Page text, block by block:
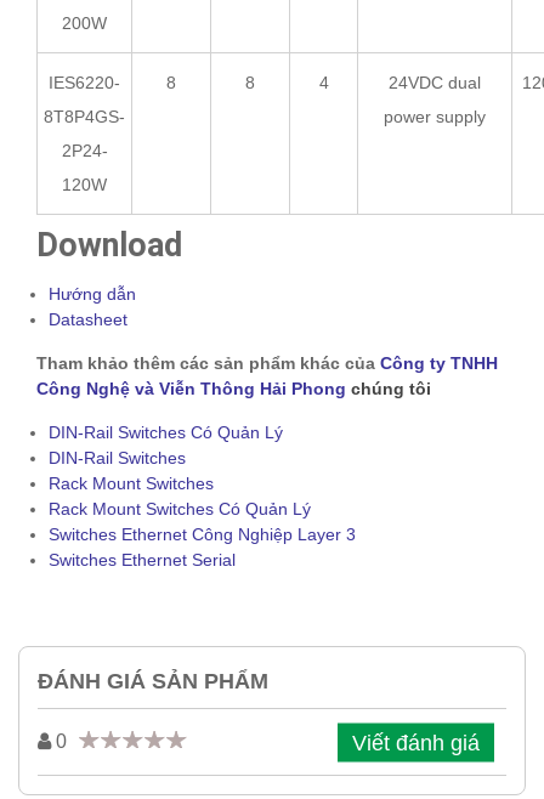
200W
IES6220-
8T8P4GS-
2P24-
120W
8 8 4
24VDC dual
power supply
Download
Hướng dẫn
Datasheet
Tham khảo thêm các sản phẩm khác của Công ty TNHH
Công Nghệ và Viễn Thông Hải Phong chúng tôi
DIN-Rail Switches Có Quản Lý
DIN-Rail Switches
Rack Mount Switches
Rack Mount Switches Có Quản Lý
Switches Ethernet Công Nghiệp Layer 3
Switches Ethernet Serial
ĐÁNH GIÁ SẢN PHẨM
0 Viết đánh giá